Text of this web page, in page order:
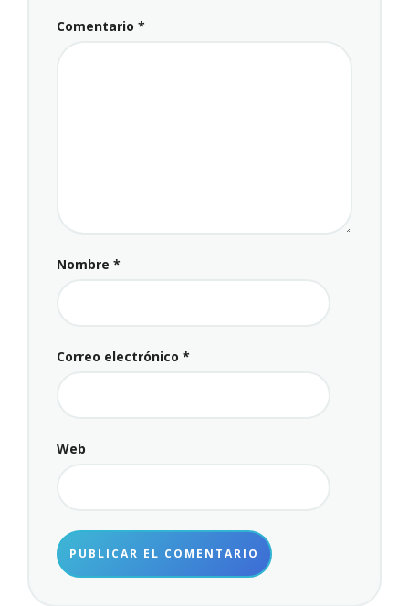
Comentario *
Nombre *
Correo electrónico *
Web